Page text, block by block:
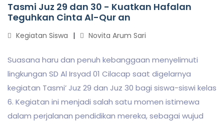
Tasmi Juz 29 dan 30 - Kuatkan Hafalan
Teguhkan Cinta Al-Qur an
Kegiatan Siswa Novita Arum Sari
Suasana haru dan penuh kebanggaan menyelimuti
lingkungan SD Al Irsyad 01 Cilacap saat digelarnya
kegiatan Tasmi’ Juz 29 dan Juz 30 bagi siswa-siswi kelas
6. Kegiatan ini menjadi salah satu momen istimewa
dalam perjalanan pendidikan mereka, sebagai wujud